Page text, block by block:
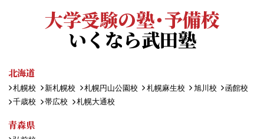
大学受験の塾・予備校
いくなら武田塾
北海道
札幌校 新札幌校 札幌円山公園校 札幌麻生校 旭川校
函館校
千歳校
帯広校 札幌大通校
青森県